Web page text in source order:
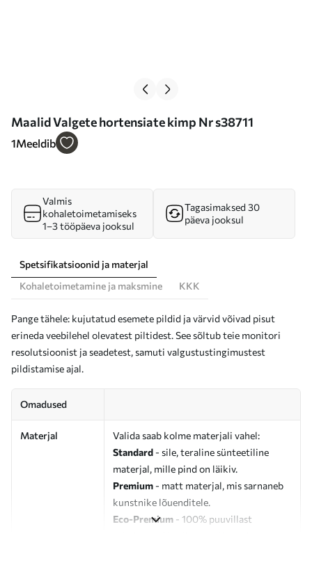
Maalid Valgete hortensiate kimp Nr s38711
1Meeldib
Valmis
kohaletoimetamiseks
1–3 tööpäeva jooksul
Tagasimaksed 30
päeva jooksul
Spetsifikatsioonid ja materjal
Kohaletoimetamine ja maksmine
KKK
Pange tähele: kujutatud esemete pildid ja värvid võivad pisut
erineda veebilehel olevatest piltidest. See sõltub teie monitori
resolutsioonist ja seadetest, samuti valgustustingimustest
pildistamise ajal.
Omadused
Materjal
Valida saab kolme materjali vahel:
Standard - sile, teraline sünteetiline
materjal, mille pind on läikiv.
Premium - matt materjal, mis sarnaneb
kunstnike lõuenditele.
Eco-Premium - 100% puuvillast